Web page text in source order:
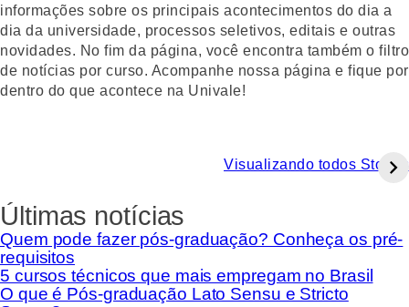
informações sobre os principais acontecimentos do dia a
dia da universidade, processos seletivos, editais e outras
novidades. No fim da página, você encontra também o filtro
de notícias por curso. Acompanhe nossa página e fique por
dentro do que acontece na Univale!
Visualizando todos Stories
Últimas notícias
Quem pode fazer pós-graduação? Conheça os pré-
requisitos
5 cursos técnicos que mais empregam no Brasil
O que é Pós-graduação Lato Sensu e Stricto